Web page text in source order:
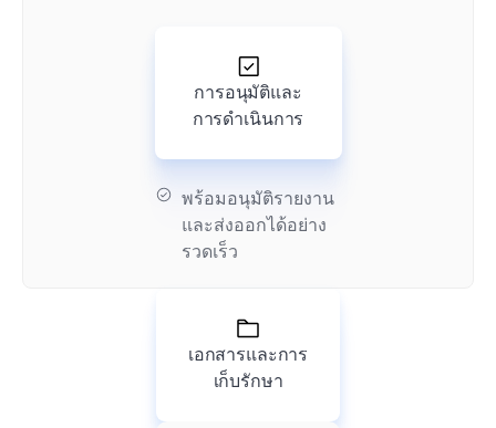
การอนุมัติและ
การดำเนินการ
พร้อมอนุมัติรายงาน
และส่งออกได้อย่าง
รวดเร็ว
เอกสารและการ
เก็บรักษา